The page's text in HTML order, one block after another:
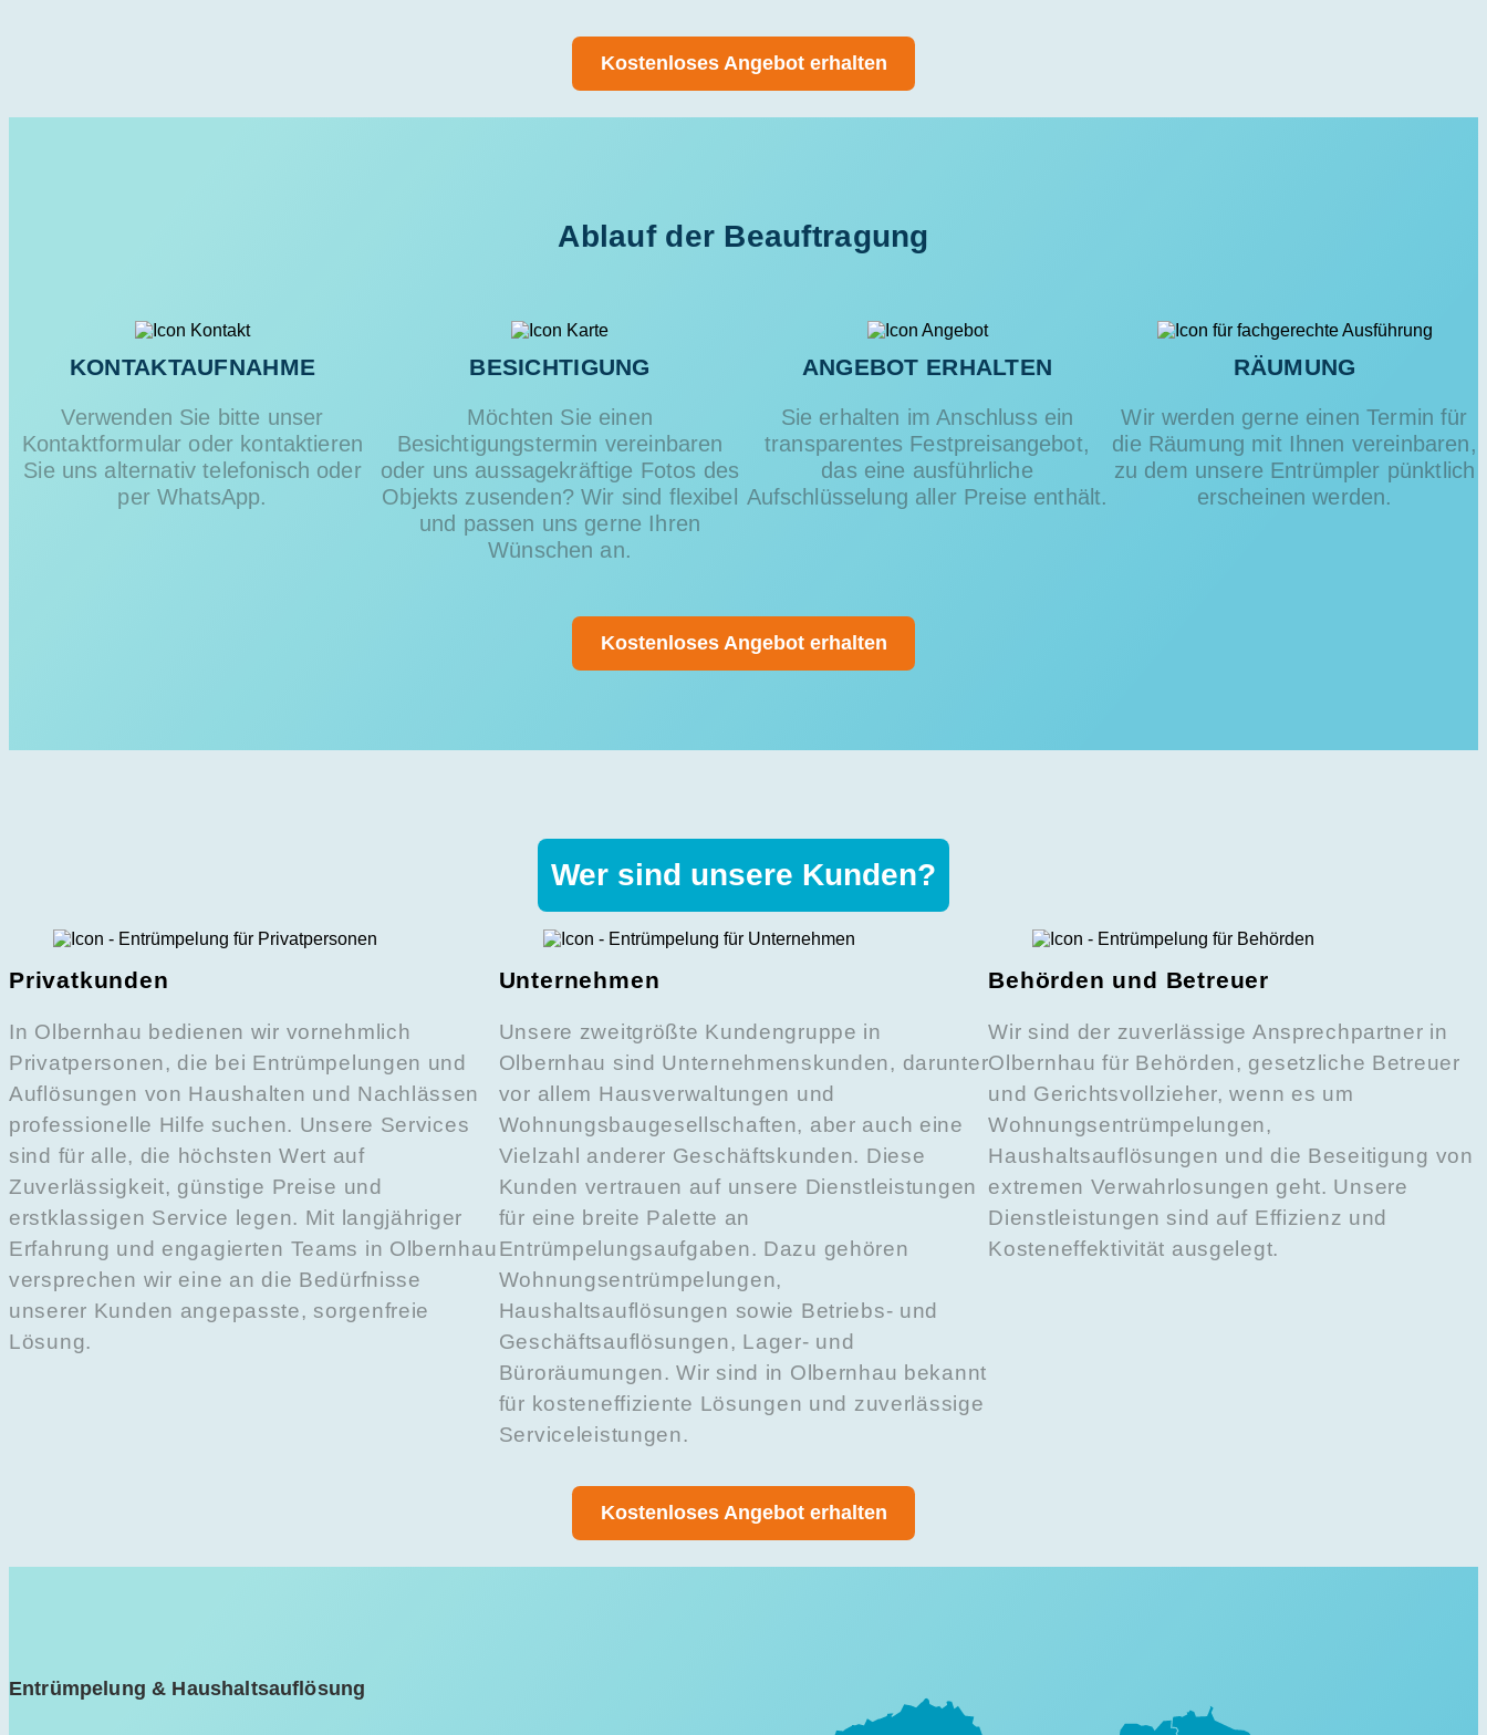
Kostenloses Angebot erhalten
Ablauf der Beauftragung
KONTAKTAUFNAHME
Verwenden Sie bitte unser
Kontaktformular oder kontaktieren
Sie uns alternativ telefonisch oder
per WhatsApp.
BESICHTIGUNG
Möchten Sie einen
Besichtigungstermin vereinbaren
oder uns aussagekräftige Fotos des
Objekts zusenden? Wir sind flexibel
und passen uns gerne Ihren
Wünschen an.
ANGEBOT ERHALTEN
Sie erhalten im Anschluss ein
transparentes Festpreisangebot,
das eine ausführliche
Aufschlüsselung aller Preise enthält.
RÄUMUNG
Wir werden gerne einen Termin für
die Räumung mit Ihnen vereinbaren,
zu dem unsere Entrümpler pünktlich
erscheinen werden.
Kostenloses Angebot erhalten
Wer sind unsere Kunden?
Privatkunden
In Olbernhau bedienen wir vornehmlich
Privatpersonen, die bei Entrümpelungen und
Auflösungen von Haushalten und Nachlässen
professionelle Hilfe suchen. Unsere Services
sind für alle, die höchsten Wert auf
Zuverlässigkeit, günstige Preise und
erstklassigen Service legen. Mit langjähriger
Erfahrung und engagierten Teams in Olbernhau
versprechen wir eine an die Bedürfnisse
unserer Kunden angepasste, sorgenfreie
Lösung.
Unternehmen
Unsere zweitgrößte Kundengruppe in
Olbernhau sind Unternehmenskunden, darunter
vor allem Hausverwaltungen und
Wohnungsbaugesellschaften, aber auch eine
Vielzahl anderer Geschäftskunden. Diese
Kunden vertrauen auf unsere Dienstleistungen
für eine breite Palette an
Entrümpelungsaufgaben. Dazu gehören
Wohnungsentrümpelungen,
Haushaltsauflösungen sowie Betriebs- und
Geschäftsauflösungen, Lager- und
Büroräumungen. Wir sind in Olbernhau bekannt
für kosteneffiziente Lösungen und zuverlässige
Serviceleistungen.
Behörden und Betreuer
Wir sind der zuverlässige Ansprechpartner in
Olbernhau für Behörden, gesetzliche Betreuer
und Gerichtsvollzieher, wenn es um
Wohnungsentrümpelungen,
Haushaltsauflösungen und die Beseitigung von
extremen Verwahrlosungen geht. Unsere
Dienstleistungen sind auf Effizienz und
Kosteneffektivität ausgelegt.
Kostenloses Angebot erhalten
Entrümpelung & Haushaltsauflösung